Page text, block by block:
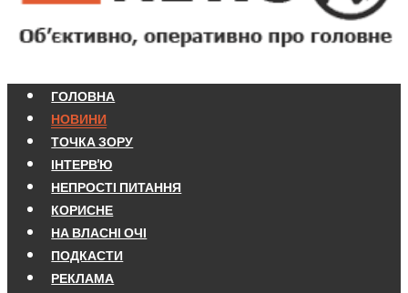
ГОЛОВНА
НОВИНИ
ТОЧКА ЗОРУ
ІНТЕРВ'Ю
НЕПРОСТІ ПИТАННЯ
КОРИСНЕ
НА ВЛАСНІ ОЧІ
ПОДКАСТИ
РЕКЛАМА